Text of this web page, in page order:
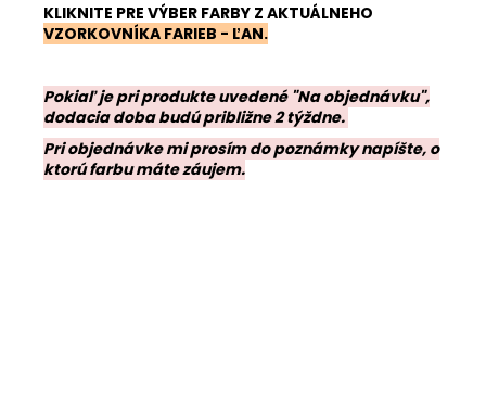
KLIKNITE PRE VÝBER FARBY Z AKTUÁLNEHO
VZORKOVNÍKA FARIEB - ĽAN.
Pokiaľ je pri produkte uvedené "Na objednávku",
dodacia doba budú približne 2 týždne.
Pri objednávke mi prosím do poznámky napíšte, o
ktorú farbu máte záujem.